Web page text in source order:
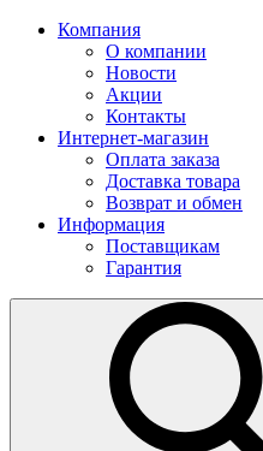
Компания
О компании
Новости
Акции
Контакты
Интернет-магазин
Оплата заказа
Доставка товара
Возврат и обмен
Информация
Поставщикам
Гарантия